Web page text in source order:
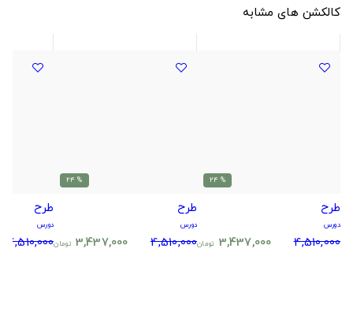
کالکشن های مشابه
% 24
طرح
دورس
4,510,000
3,437,000 تومان
% 24
طرح
دورس
4,510,000
3,437,000 تومان
طرح
دورس
4,510,000